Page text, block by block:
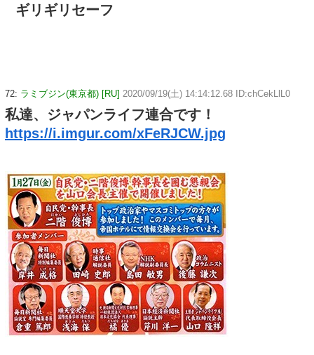
ギリギリセーフ
72: ラミブジン(東京都) [RU] 2020/09/19(土) 14:14:12.68 ID:chCekLlL0
私達、ジャパンライフ連合です！
https://i.imgur.com/xFeRJCW.jpg